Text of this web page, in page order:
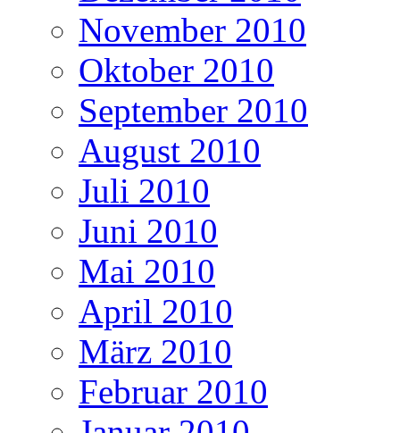
November 2010
Oktober 2010
September 2010
August 2010
Juli 2010
Juni 2010
Mai 2010
April 2010
März 2010
Februar 2010